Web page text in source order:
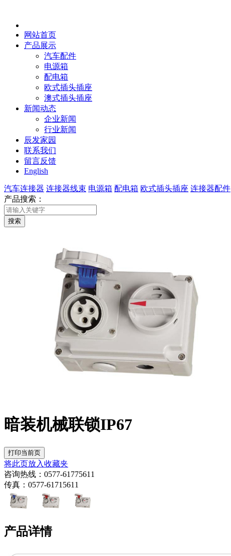
网站首页
产品展示
汽车配件
电源箱
配电箱
欧式插头插座
澳式插头插座
新闻动态
企业新闻
行业新闻
辰发家园
联系我们
留言反馈
English
汽车连接器 连接器线束 电源箱 配电箱 欧式插头插座 连接器配件
产品搜索：
暗装机械联锁IP67
将此页放入收藏夹
咨询热线：0577-61775611
传真：0577-61715611
产品详情